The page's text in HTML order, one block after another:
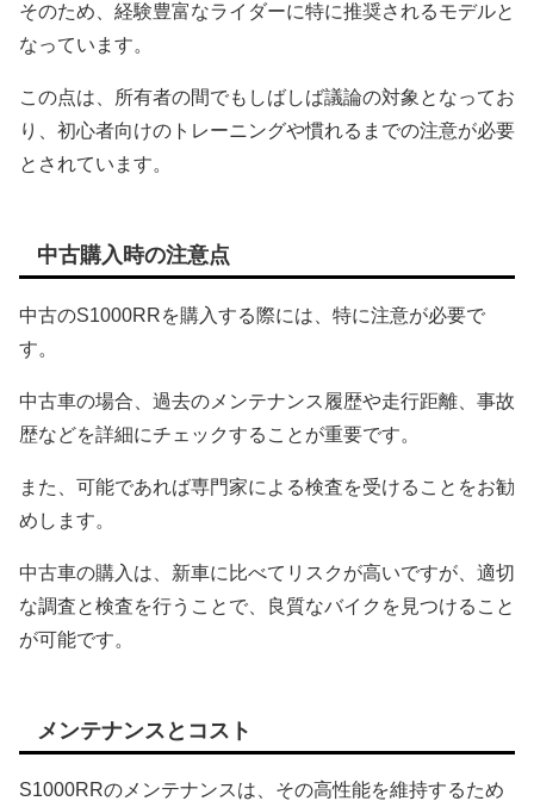
そのため、経験豊富なライダーに特に推奨されるモデルと
なっています。
この点は、所有者の間でもしばしば議論の対象となってお
り、初心者向けのトレーニングや慣れるまでの注意が必要
とされています。
中古購入時の注意点
中古のS1000RRを購入する際には、特に注意が必要で
す。
中古車の場合、過去のメンテナンス履歴や走行距離、事故
歴などを詳細にチェックすることが重要です。
また、可能であれば専門家による検査を受けることをお勧
めします。
中古車の購入は、新車に比べてリスクが高いですが、適切
な調査と検査を行うことで、良質なバイクを見つけること
が可能です。
メンテナンスとコスト
S1000RRのメンテナンスは、その高性能を維持するため